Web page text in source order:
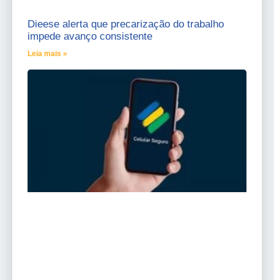
Dieese alerta que precarização do trabalho
impede avanço consistente
Leia mais »